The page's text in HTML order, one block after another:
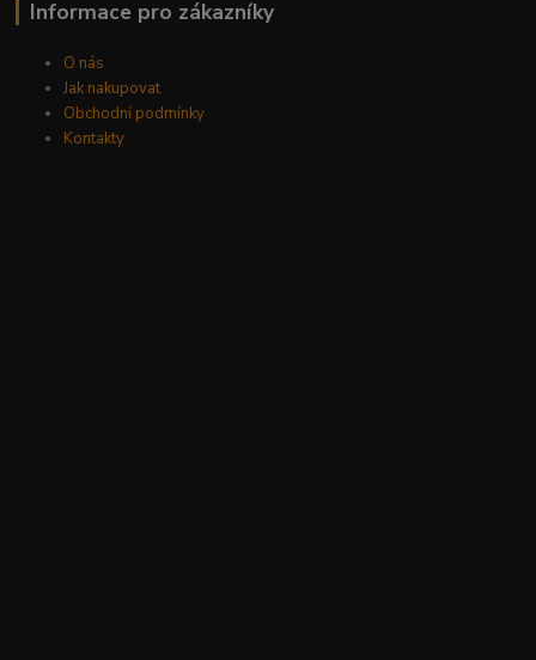
Informace pro zákazníky
O nás
Jak nakupovat
Obchodní podmínky
Kontakty